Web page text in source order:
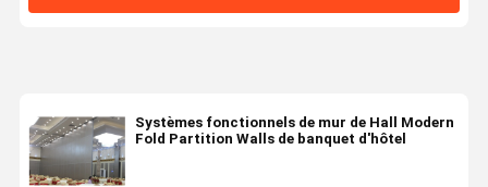
Systèmes fonctionnels de mur de Hall Modern
Fold Partition Walls de banquet d'hôtel